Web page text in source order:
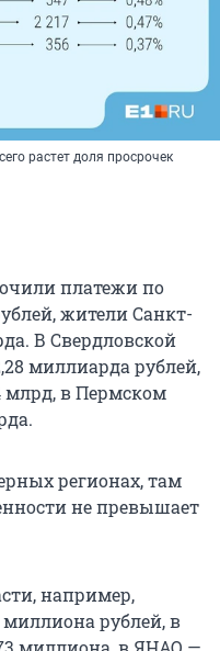
растет доля просрочек
платежи по
жители Санкт-
В Свердловской
миллиарда рублей,
млрд, в Пермском
регионах, там
не превышает
например,
рублей, в